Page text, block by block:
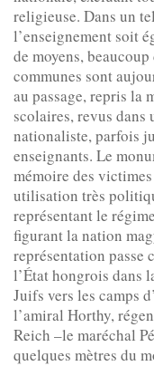
religieuse. Dans un
l’enseignement soit
de moyens,
communes sont
au passage, repris la
scolaires, revus dans
nationaliste, parfois
enseignants. Le
mémoire des
utilisation très
représentant le
figurant la nation
représentation passe
l’État hongrois dans
Juifs vers les camps
l’amiral Horthy,
Reich –le maréchal
quelques mètres du